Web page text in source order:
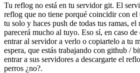
Tu reflog no está en tu servidor git. El
reflog que no tiene porqué coincidir con el
tu solo y haces push de todas tus ramas,
parecerá mucho al tuyo. Eso sí, en caso de
entrar al servidor a verlo o copiartelo a tu
espera, que estás trabajando con github /
entrar a sus servidores a descargarte el
perros ¿no?.